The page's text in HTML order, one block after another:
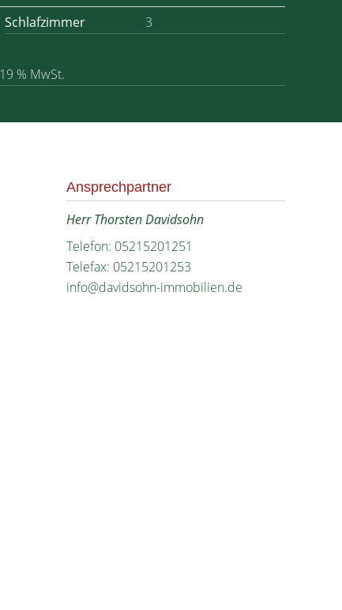
Schlafzimmer
3
% MwSt.
Ansprechpartner
Herr Thorsten Davidsohn
Telefon: 05215201251
Telefax: 05215201253
info@davidsohn-immobilien.de